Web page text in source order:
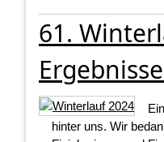
61.
hinter uns. Wir